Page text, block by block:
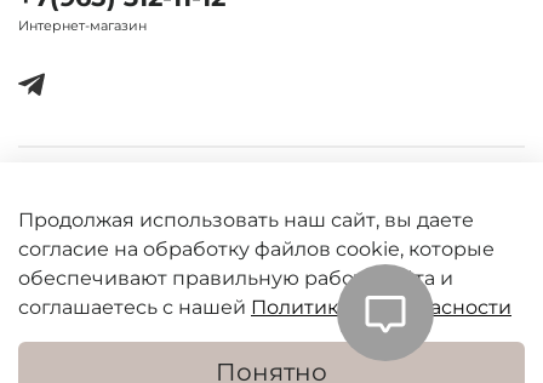
Интернет-магазин
Продолжая использовать наш сайт, вы даете
согласие на обработку файлов cookie, которые
обеспечивают правильную работу сайта и
соглашаетесь с нашей Политикой безопасности
Понятно